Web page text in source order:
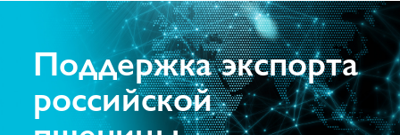
Поддержка экспорта
российской